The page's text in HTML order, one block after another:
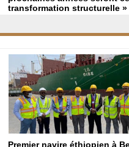
transformation structurelle »
Premier navire éthiopien à